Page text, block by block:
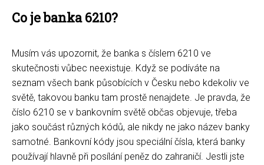
Co je banka 6210?
Musím vás upozornit, že banka s číslem 6210 ve
skutečnosti vůbec neexistuje. Když se podíváte na
seznam všech bank působících v Česku nebo kdekoliv ve
světě, takovou banku tam prostě nenajdete. Je pravda, že
číslo 6210 se v bankovním světě občas objevuje, třeba
jako součást různých kódů, ale nikdy ne jako název banky
samotné. Bankovní kódy jsou speciální čísla, která banky
používají hlavně při posílání peněz do zahraničí. Jestli jste